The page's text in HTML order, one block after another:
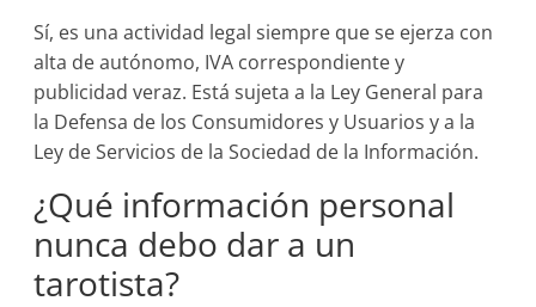
Sí, es una actividad legal siempre que se ejerza con
alta de autónomo, IVA correspondiente y
publicidad veraz. Está sujeta a la Ley General para
la Defensa de los Consumidores y Usuarios y a la
Ley de Servicios de la Sociedad de la Información.
¿Qué información personal
nunca debo dar a un
tarotista?